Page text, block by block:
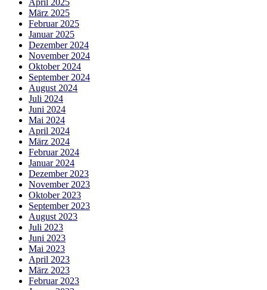
April 2025
März 2025
Februar 2025
Januar 2025
Dezember 2024
November 2024
Oktober 2024
September 2024
August 2024
Juli 2024
Juni 2024
Mai 2024
April 2024
März 2024
Februar 2024
Januar 2024
Dezember 2023
November 2023
Oktober 2023
September 2023
August 2023
Juli 2023
Juni 2023
Mai 2023
April 2023
März 2023
Februar 2023